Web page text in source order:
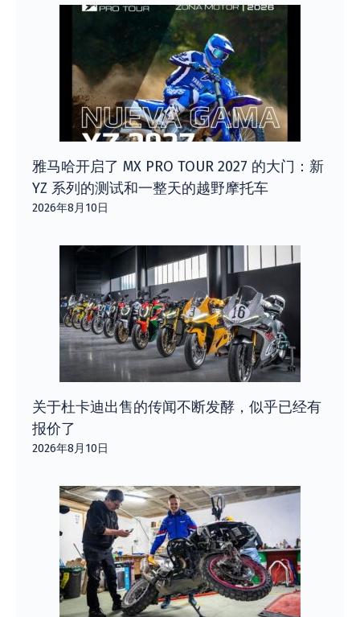
雅马哈开启了 MX PRO TOUR 2027 的大门：新
YZ 系列的测试和一整天的越野摩托车
2026年8月10日
关于杜卡迪出售的传闻不断发酵，似乎已经有
报价了
2026年8月10日